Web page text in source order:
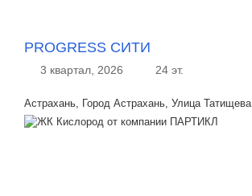
PROGRESS СИТИ
3 квартал, 2026 24 эт.
Астрахань, Город Астрахань, Улица Татищева